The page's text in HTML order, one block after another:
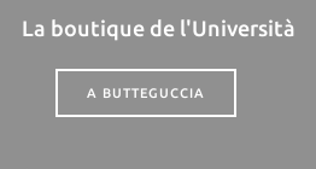
La boutique de l'Università
A BUTTEGUCCIA